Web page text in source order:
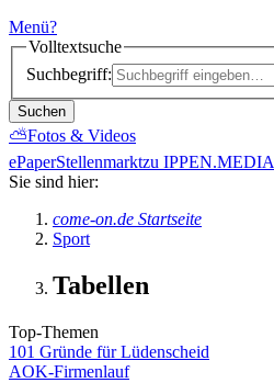
Menü?
Volltextsuche
Suchbegriff:
Suchen
⛅Fotos & Videos
ePaperStellenmarktzu IPPEN.MEDIA
Sie sind hier:
come-on.de Startseite
Sport
Tabellen
Top-Themen
101 Gründe für Lüdenscheid
AOK-Firmenlauf